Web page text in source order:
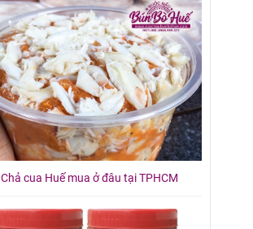
Chả cua Huế mua ở đâu tại TPHCM